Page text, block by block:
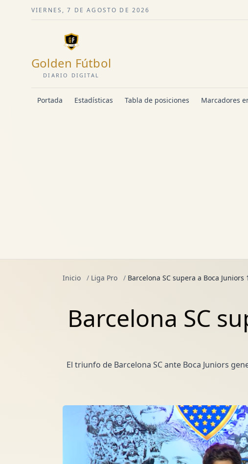
VIERNES, 7 DE AGOSTO DE 2026
Golden Fútbol
DIARIO DIGITAL
Portada Estadísticas Tabla de posiciones Marcadores
Inicio / Liga Pro / Barcelona SC supera a Boca
Barcelona SC
El triunfo de Barcelona SC ante Boca Juniors